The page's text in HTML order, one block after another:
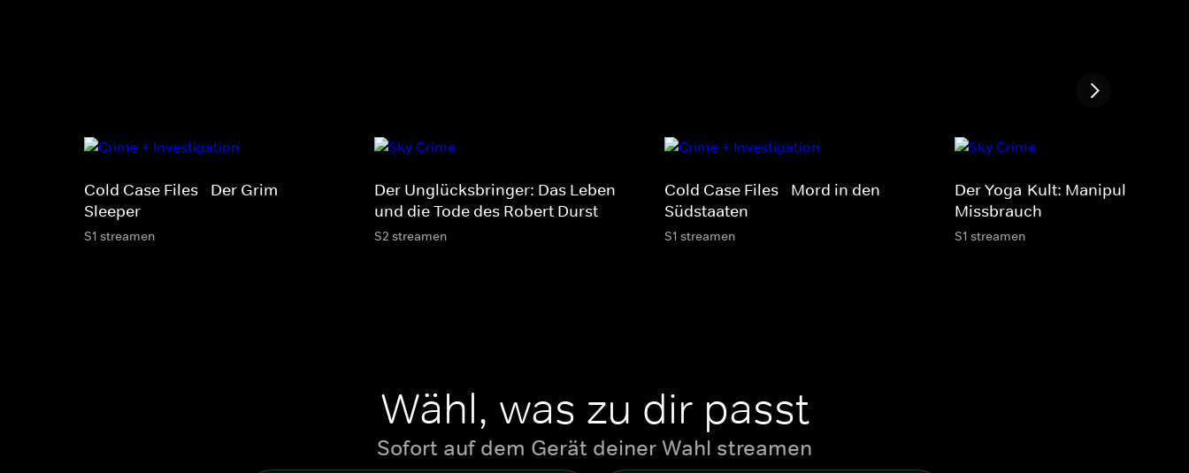
Cold Case Files - Der Grim
Sleeper
S1 streamen
Der Unglücksbringer: Das Leben
und die Tode des Robert Durst
S2 streamen
Cold Case Files - Mord in den
Südstaaten
S1 streamen
Der Yoga-Kult: Manipulation
Missbrauch
S1 streamen
Wähl, was zu dir passt
Sofort auf dem Gerät deiner Wahl streamen